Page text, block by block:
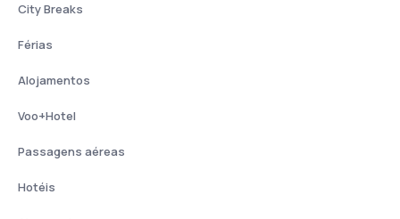
City Breaks
Férias
Alojamentos
Voo+Hotel
Passagens aéreas
Hotéis